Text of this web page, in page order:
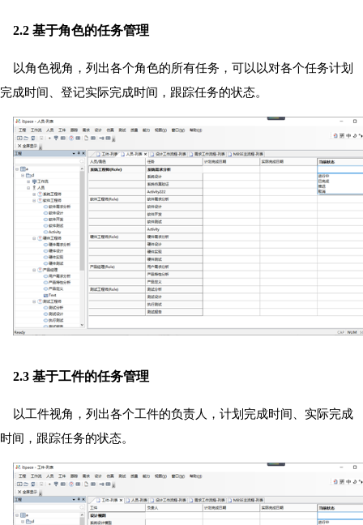
2.2 基于角色的任务管理
以角色视角，列出各个角色的所有任务，可以以对各个任务计划
完成时间、登记实际完成时间，跟踪任务的状态。
2.3 基于工件的任务管理
以工件视角，列出各个工件的负责人，计划完成时间、实际完成
时间，跟踪任务的状态。